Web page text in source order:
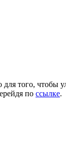
того, чтобы
по ссылке.